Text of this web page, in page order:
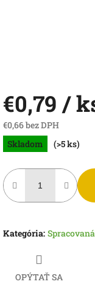
€0,79 /
€0,66 bez DPH
Jednotková
cena:
Skladom (>5 ks)
Kategória:
OPÝTAŤ SA